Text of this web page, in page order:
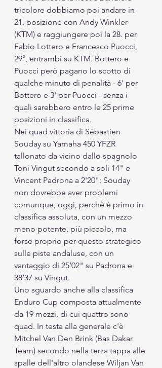
tricolore dobbiamo poi andare in
21. posizione con Andy Winkler
(KTM) e raggiungere poi la 28. per
Fabio Lottero e Francesco Puocci,
29°, entrambi su KTM. Bottero e
Puocci però pagano lo scotto di
qualche minuto di penalità - 6' per
Bottero e 3' per Puocci - senza i
quali sarebbero entro le 25 prime
posizioni in classifica.
Nei quad vittoria di Sébastien
Souday su Yamaha 450 YFZR
tallonato da vicino dallo spagnolo
Toni Vingut secondo a soli 14" e
Vincent Padrona a 2'20": Souday
non dovrebbe aver problemi
comunque, oggi, perchè è primo in
classifica assoluta, con un mezzo
meno potente, più piccolo, ma
forse proprio per questo strategico
sulle piste andaluse, con un
vantaggio di 25’02" su Padrona e
38’37 su Vingut.
Uno sguardo anche alla classifica
Enduro Cup composta attualmente
da 19 mezzi, di cui quattro sono
quad. In testa alla generale c'è
Mitchel Van Den Brink (Bas Dakar
Team) secondo nella terza tappa alle
spalle dell'altro olandese Wiljan Van